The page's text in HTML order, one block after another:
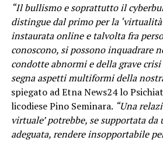
“Il bullismo e soprattutto il
distingue dal primo per la
instaurata online e talvolta fra
conoscono, si possono inquadrare
condotte abnormi e della grave
segna aspetti multiformi della
spiegato ad Etna News24 lo
licodiese Pino Seminara. “Una
virtuale’ potrebbe, se supportata da
adeguata, rendere insopportabile